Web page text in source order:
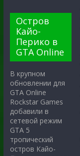
Остров
Кайо-
Перико в
GTA Online
В крупном
обновлении для
GTA Online
Rockstar Games
добавили в
сетевой режим
GTA 5
тропический
остров Кайо-